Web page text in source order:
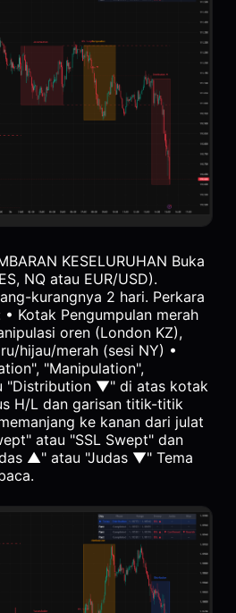
KESELURUHAN Buka
NQ atau EUR/USD).
kurangnya 2 hari. Perkara
Kotak Pengumpulan merah
oren (London KZ),
hijau/merah (sesi NY) •
"Manipulation",
"Distribution ▼" di atas kotak
H/L dan garisan titik-titik
ke kanan dari julat
atau "SSL Swept" dan
▲" atau "Judas ▼" Tema